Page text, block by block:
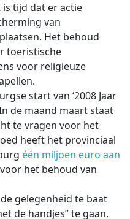
tijd dat er actie
van
Het behoud
toeristische
voor religieuze
start van ‘2008 Jaar
de maand maart staat
te vragen voor het
heeft het provinciaal
één miljoen euro aan
het behoud van
gelegenheid te baat
de handjes” te gaan.